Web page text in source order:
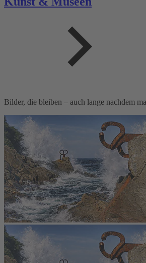
Bilder, die bleiben – auch lange nachdem